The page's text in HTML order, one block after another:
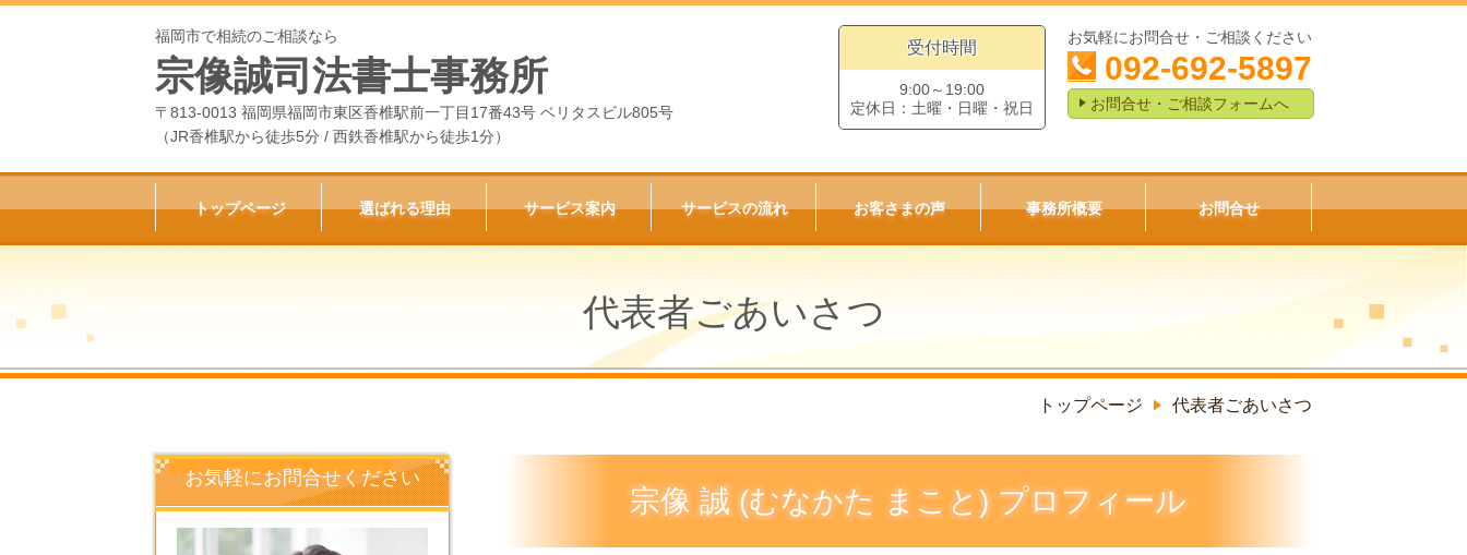
福岡市で相続のご相談なら
宗像誠司法書士事務所
〒813-0013 福岡県福岡市東区香椎駅前一丁目17番43号 ベリタスビル805号
（JR香椎駅から徒歩5分 / 西鉄香椎駅から徒歩1分）
受付時間
9:00～19:00
定休日：土曜・日曜・祝日
お気軽にお問合せ・ご相談ください
092-692-5897
お問合せ・ご相談フォームへ
トップページ 選ばれる理由 サービス案内 サービスの流れ お客さまの声 事務所概要 お問合せ
代表者ごあいさつ
トップページ 代表者ごあいさつ
宗像 誠 (むなかた まこと) プロフィール
お気軽にお問合せください